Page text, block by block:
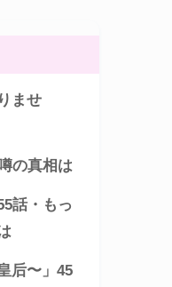
ませ
の真相は
話・もっ
后〜」45